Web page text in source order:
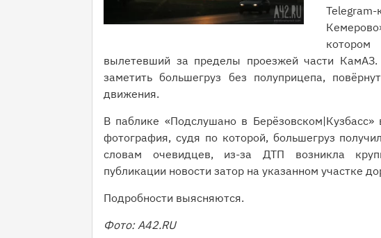
вылетевший за пределы проезжей части
заметить большегруз без полуприцепа,
движения.
В паблике «Подслушано в Берёзовском|Кузбасс»
фотография, судя по которой, большегруз
словам очевидцев, из-за ДТП возникла
публикации новости затор на указанном участке
Подробности выясняются.
Фото: A42.RU